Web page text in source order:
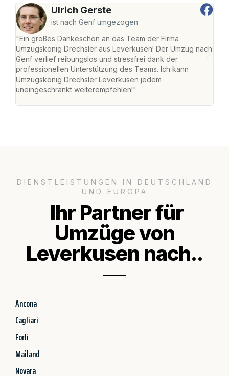
Ulrich Gerste
ist nach Genf umgezogen
"Ein großes Dankeschön an das Team der Firma
Umzugskönig Drechsler aus Leverkusen! Der Umzug nach
Genf verlief reibungslos und stressfrei dank der
professionellen Unterstützung des Teams. Ich kann
Umzugskönig Drechsler Leverkusen jedem
uneingeschränkt weiterempfehlen!"
DIENSTLEISTUNGEN IN DEUTSCHLAND
UND EUROPA
Ihr Partner für
Umzüge von
Leverkusen nach..
Ancona
Cagliari
Forli
Mailand
Novara